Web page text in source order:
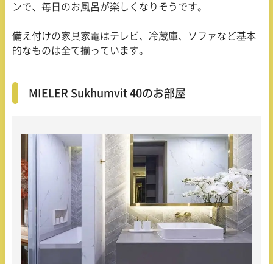
ンで、毎日のお風呂が楽しくなりそうです。
備え付けの家具家電はテレビ、冷蔵庫、ソファなど基本
的なものは全て揃っています。
MIELER Sukhumvit 40のお部屋